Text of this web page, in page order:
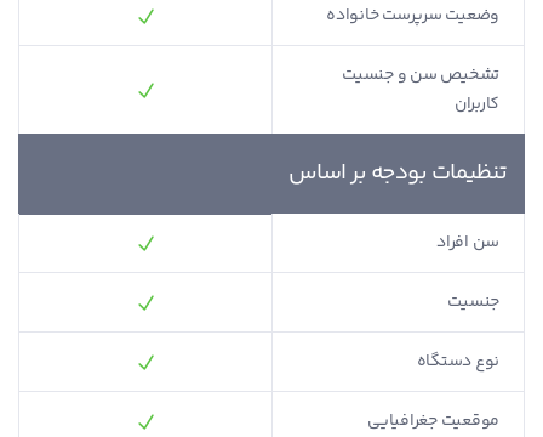
وضعیت سرپرست خانواده
تشخیص سن و جنسیت
کاربران
تنظیمات بودجه‌ بر اساس
سن افراد
جنسیت
نوع دستگاه
موقعیت جغرافیایی